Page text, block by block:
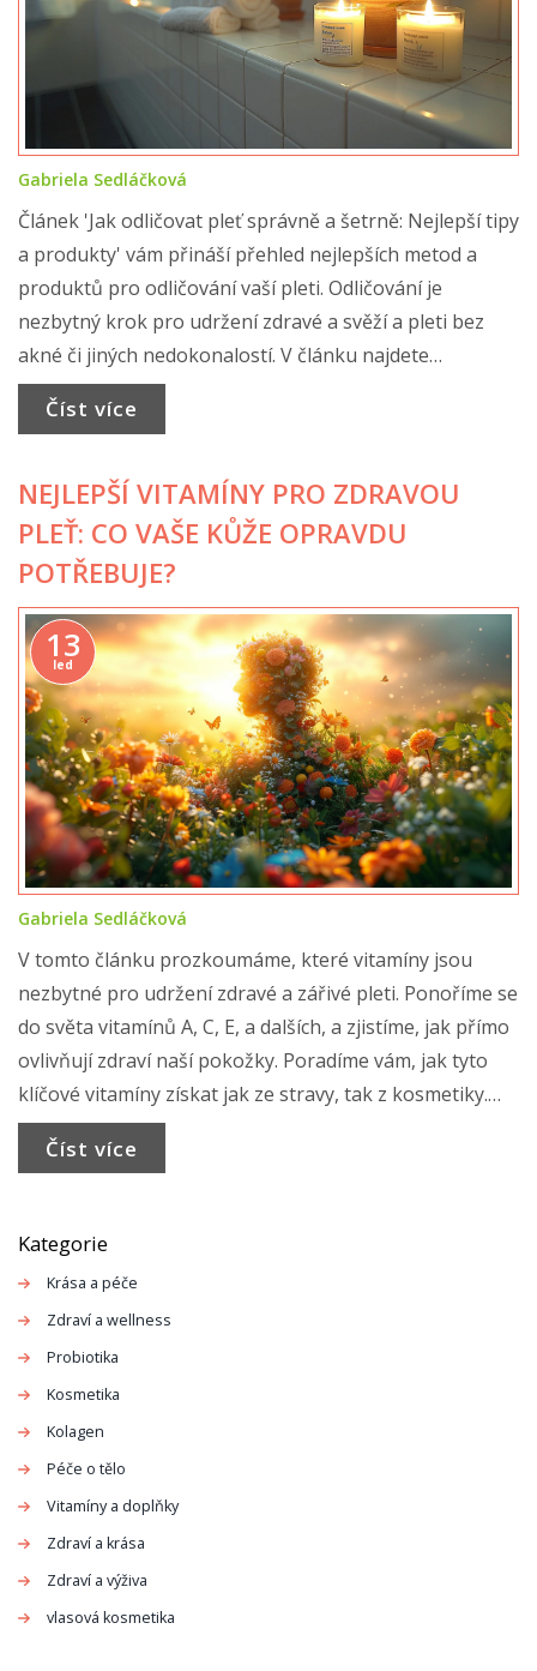
Gabriela Sedláčková
Článek 'Jak odličovat pleť správně a šetrně: Nejlepší tipy
a produkty' vám přináší přehled nejlepších metod a
produktů pro odličování vaší pleti. Odličování je
nezbytný krok pro udržení zdravé a svěží a pleti bez
akné či jiných nedokonalostí. V článku najdete
informace o tom, jaký typ odličovače se hodí pro váš
typ pleti, jaké jsou nejnovější trendy v odličování, a také
Číst více
NEJLEPŠÍ VITAMÍNY PRO ZDRAVOU
PLEŤ: CO VAŠE KŮŽE OPRAVDU
POTŘEBUJE?
13
led
Gabriela Sedláčková
V tomto článku prozkoumáme, které vitamíny jsou
nezbytné pro udržení zdravé a zářivé pleti. Ponoříme se
do světa vitamínů A, C, E, a dalších, a zjistíme, jak přímo
ovlivňují zdraví naší pokožky. Poradíme vám, jak tyto
klíčové vitamíny získat jak ze stravy, tak z kosmetiky.
Věnovat péči své pleti znamená rozumět, co pro ni je
nejlepší, a my vám v tom pomůžeme.
Číst více
Kategorie
Krása a péče
Zdraví a wellness
Probiotika
Kosmetika
Kolagen
Péče o tělo
Vitamíny a doplňky
Zdraví a krása
Zdraví a výživa
vlasová kosmetika